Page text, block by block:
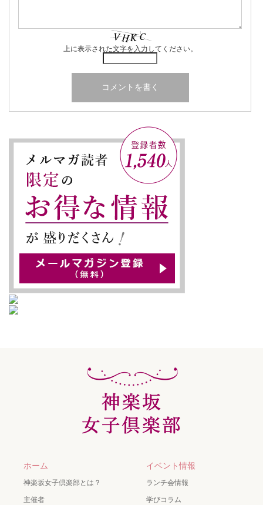
上に表示された文字を入力してください。
ホーム
神楽坂女子倶楽部とは？
主催者
イベント情報
ランチ会情報
学びコラム